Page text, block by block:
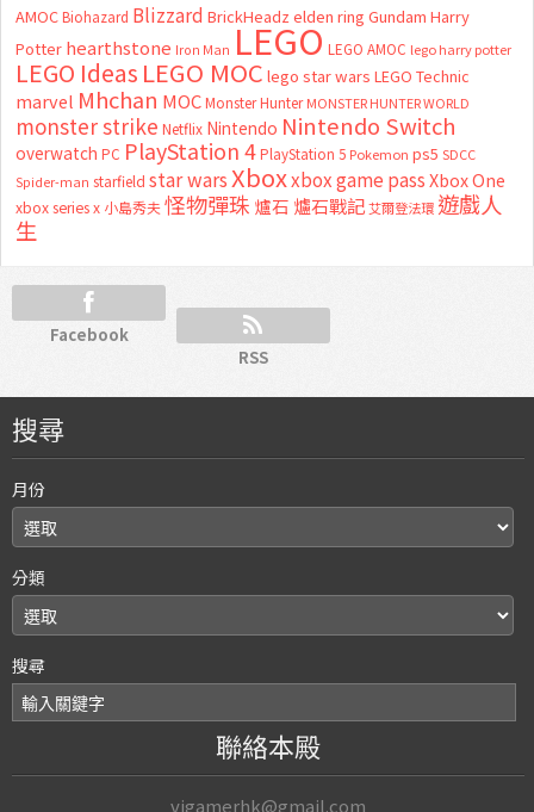
AMOC Biohazard Blizzard BrickHeadz elden ring Gundam Harry
Potter hearthstone Iron Man LEGO LEGO AMOC lego harry potter
LEGO Ideas LEGO MOC lego star wars LEGO Technic
marvel Mhchan MOC Monster Hunter MONSTER HUNTER WORLD
monster strike Netflix Nintendo Nintendo Switch
overwatch PC PlayStation 4 PlayStation 5 Pokemon ps5 SDCC
Spider-man starfield star warsXboxxbox game passXbox One
xbox series x 小島秀夫怪物彈珠 爐石 爐石戰記艾爾登法環 遊戲人
生
Facebook
RSS
搜尋
月份
分類
搜尋
聯絡本殿
vjgamerhk@gmail.com